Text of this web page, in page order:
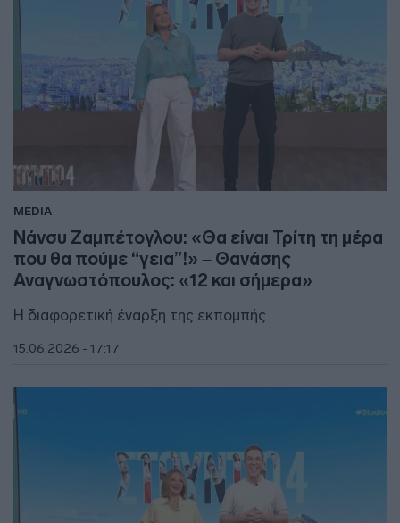
MEDIA
Νάνσυ Ζαμπέτογλου: «Θα είναι Τρίτη τη μέρα
που θα πούμε “γεια”!» – Θανάσης
Αναγνωστόπουλος: «12 και σήμερα»
Η διαφορετική έναρξη της εκπομπής
15.06.2026 - 17:17